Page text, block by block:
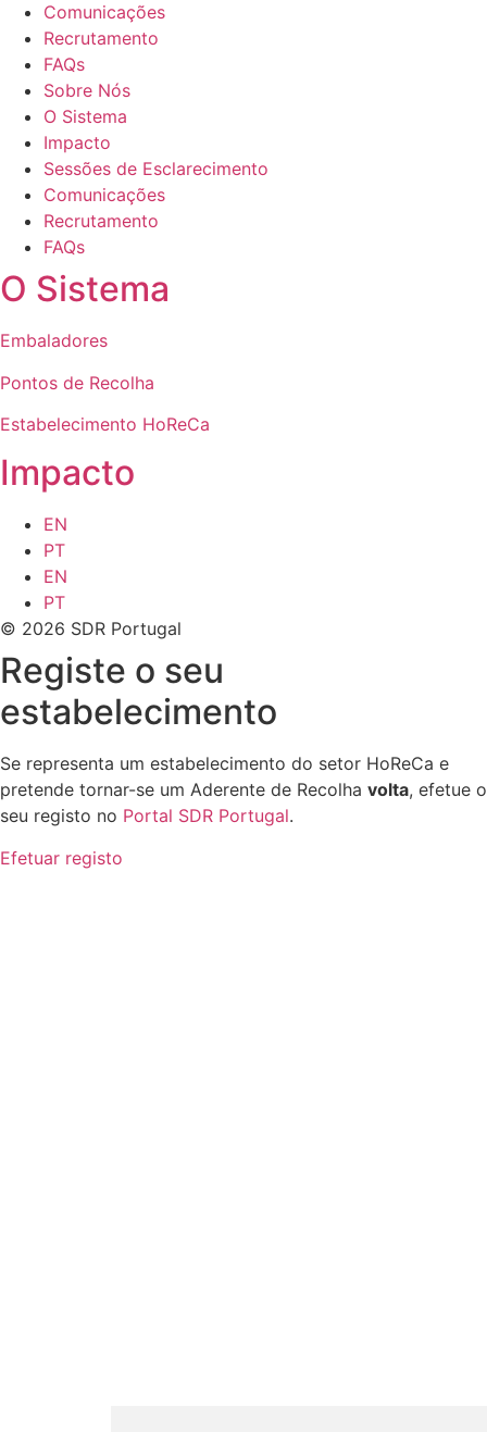
Comunicações
Recrutamento
FAQs
Sobre Nós
O Sistema
Impacto
Sessões de Esclarecimento
Comunicações
Recrutamento
FAQs
O Sistema
Embaladores
Pontos de Recolha
Estabelecimento HoReCa
Impacto
EN
PT
EN
PT
© 2026 SDR Portugal
Registe o seu
estabelecimento
Se representa um estabelecimento do setor HoReCa e
pretende tornar-se um Aderente de Recolha volta, efetue o
seu registo no Portal SDR Portugal.
Efetuar registo